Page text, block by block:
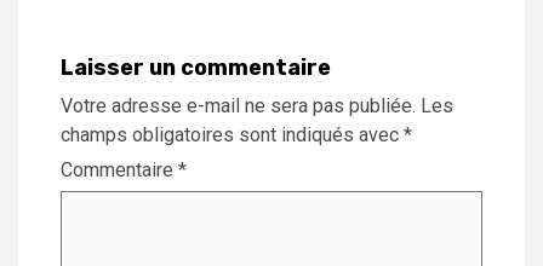
Laisser un commentaire
Votre adresse e-mail ne sera pas publiée. Les
champs obligatoires sont indiqués avec *
Commentaire *